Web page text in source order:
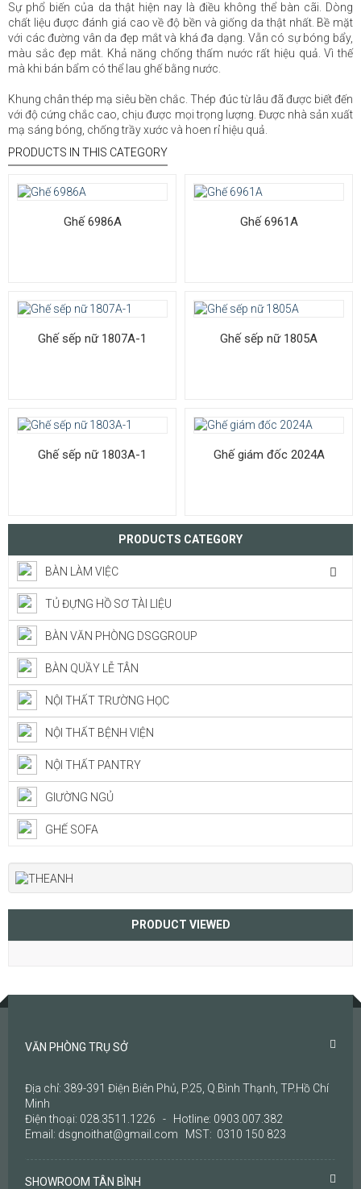
Sự phổ biến của da thật hiện nay là điều không thể bàn cãi. Dòng
chất liệu được đánh giá cao về độ bền và giống da thật nhất. Bề mặt
với các đường vân da đẹp mắt và khá đa dạng. Vẫn có sự bóng bẩy,
màu sắc đẹp mắt. Khả năng chống thấm nước rất hiệu quả. Vì thế
mà khi bán bẩm có thể lau ghế bằng nước.
Khung chân thép mạ siêu bền chắc. Thép đúc từ lâu đã được biết đến
với độ cứng chắc cao, chịu được mọi trọng lượng. Được nhà sản xuất
mạ sáng bóng, chống trầy xước và hoen rỉ hiệu quả.
PRODUCTS IN THIS CATEGORY
Ghế 6986A Ghế 6961A
Ghế sếp nữ 1807A-1 Ghế sếp nữ 1805A
Ghế sếp nữ 1803A-1 Ghế giám đốc 2024A
PRODUCTS CATEGORY
BÀN LÀM VIỆC
TỦ ĐỰNG HỒ SƠ TÀI LIỆU
BÀN VĂN PHÒNG DSGGROUP
BÀN QUẦY LỄ TÂN
NỘI THẤT TRƯỜNG HỌC
NỘI THẤT BỆNH VIỆN
NỘI THẤT PANTRY
GIƯỜNG NGỦ
GHẾ SOFA
PRODUCT VIEWED
VĂN PHÒNG TRỤ SỞ
Địa chỉ: 389-391 Điện Biên Phủ, P.25, Q.Bình Thạnh, TP.Hồ Chí
Minh
Điện thoại: 028.3511.1226 - Hotline: 0903.007.382
Email: dsgnoithat@gmail.com MST: 0310 150 823
SHOWROOM TÂN BÌNH